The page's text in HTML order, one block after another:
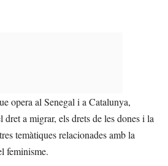
opera al Senegal i a Catalunya,
dret a migrar, els drets de les dones i la
temàtiques relacionades amb la
feminisme.